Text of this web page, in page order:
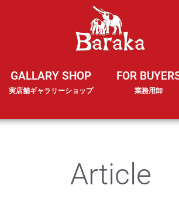
GALLARY SHOP
実店舗ギャラリーショップ
FOR
業務用卸
Article